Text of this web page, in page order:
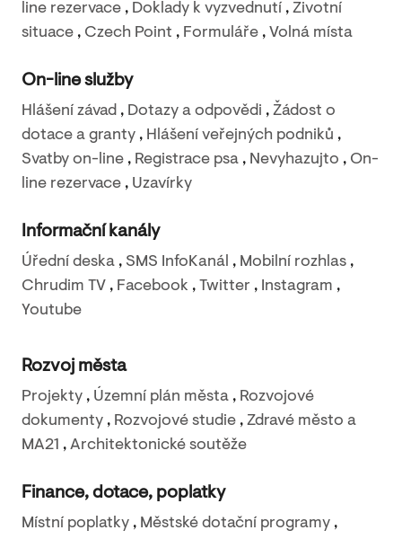
line rezervace , Doklady k vyzvednutí , Životní
situace , Czech Point , Formuláře , Volná místa
On-line služby
Hlášení závad , Dotazy a odpovědi , Žádost o
dotace a granty , Hlášení veřejných podniků ,
Svatby on-line , Registrace psa , Nevyhazujto , On-
line rezervace , Uzavírky
Informační kanály
Úřední deska , SMS InfoKanál , Mobilní rozhlas ,
Chrudim TV , Facebook , Twitter , Instagram ,
Youtube
Rozvoj města
Projekty , Územní plán města , Rozvojové
dokumenty , Rozvojové studie , Zdravé město a
MA21 , Architektonické soutěže
Finance, dotace, poplatky
Místní poplatky , Městské dotační programy ,